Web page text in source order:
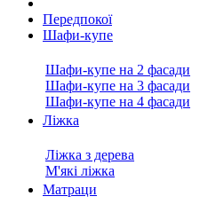
Передпокої
Шафи-купе
Шафи-купе на 2 фасади
Шафи-купе на 3 фасади
Шафи-купе на 4 фасади
Ліжка
Ліжка з дерева
М'які ліжка
Матраци